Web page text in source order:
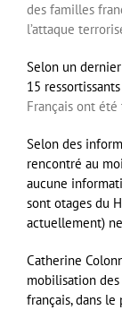
des familles
l’attaque
Selon un
15
Français ont été
Selon des
rencontré au
aucune
sont otages du
actuellement)
Catherine
mobilisation
français, dans le